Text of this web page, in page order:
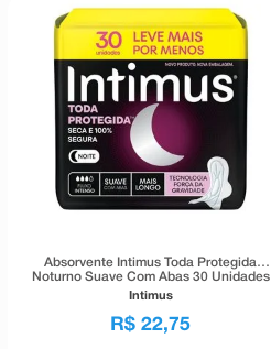
Absorvente Intimus Toda Protegida
Noturno Suave Com Abas 30 Unidades
Intimus
R$ 22,75